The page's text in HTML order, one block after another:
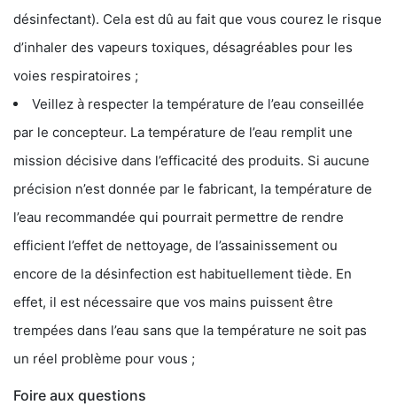
désinfectant). Cela est dû au fait que vous courez le risque
d’inhaler des vapeurs toxiques, désagréables pour les
voies respiratoires ;
Veillez à respecter la température de l’eau conseillée
par le concepteur. La température de l’eau remplit une
mission décisive dans l’efficacité des produits. Si aucune
précision n’est donnée par le fabricant, la température de
l’eau recommandée qui pourrait permettre de rendre
efficient l’effet de nettoyage, de l’assainissement ou
encore de la désinfection est habituellement tiède. En
effet, il est nécessaire que vos mains puissent être
trempées dans l’eau sans que la température ne soit pas
un réel problème pour vous ;
Foire aux questions